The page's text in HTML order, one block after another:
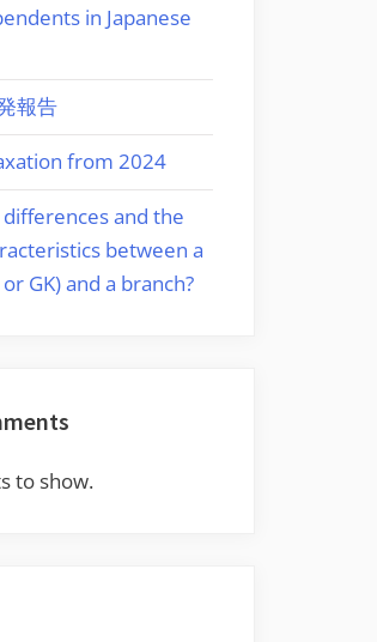
in Japanese
報告
from 2024
and the
between a
GK) and a branch?
to show.